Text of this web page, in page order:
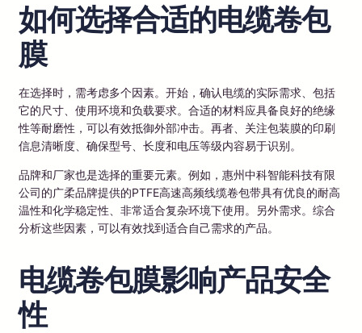
如何选择合适的电缆卷包
膜
在选择时，需考虑多个因素。开始，确认电缆的实际需求、包括
它的尺寸、使用环境和负载要求。合适的材料应具备良好的绝缘
性等耐磨性，可以有效抵御外部冲击。再者、关注包装膜的印刷
信息清晰度、确保型号、长度和电压等级内容易于识别。
品牌和厂家也是选择的重要元素。例如，惠州中科智能科技有限
公司的广柔品牌提供的PTFE高速高频线缆卷包带具有优良的耐高
温性和化学稳定性、非常适合复杂环境下使用。另外需求。综合
分析这些因素，可以有效找到适合自己需求的产品。
电缆卷包膜影响产品安全
性